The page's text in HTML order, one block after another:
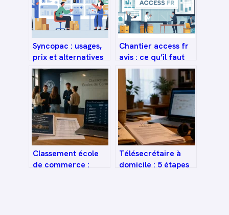
Syncopac : usages,
prix et alternatives
pour les
professionnels
Chantier access fr
avis : ce qu’il faut
vraiment savoir
avant de vous
lancer
Classement école
de commerce :
Télésecrétaire à
domicile : 5 étapes